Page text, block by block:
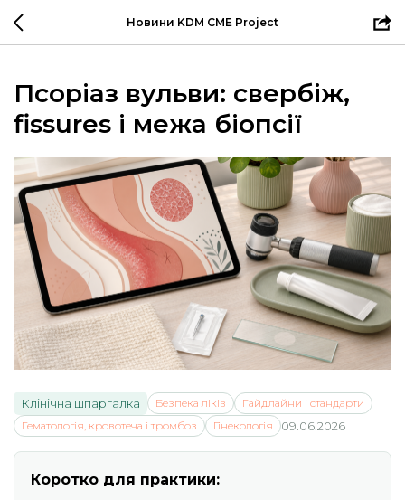
Новини KDM CME Project
Псоріаз вульви: свербіж,
fissures і межа біопсії
Клінічна шпаргалка Безпека ліків
Гайдлайни і стандарти
Гематологія, кровотеча і тромбоз
Гінекологія 09.06.2026
Коротко для практики: